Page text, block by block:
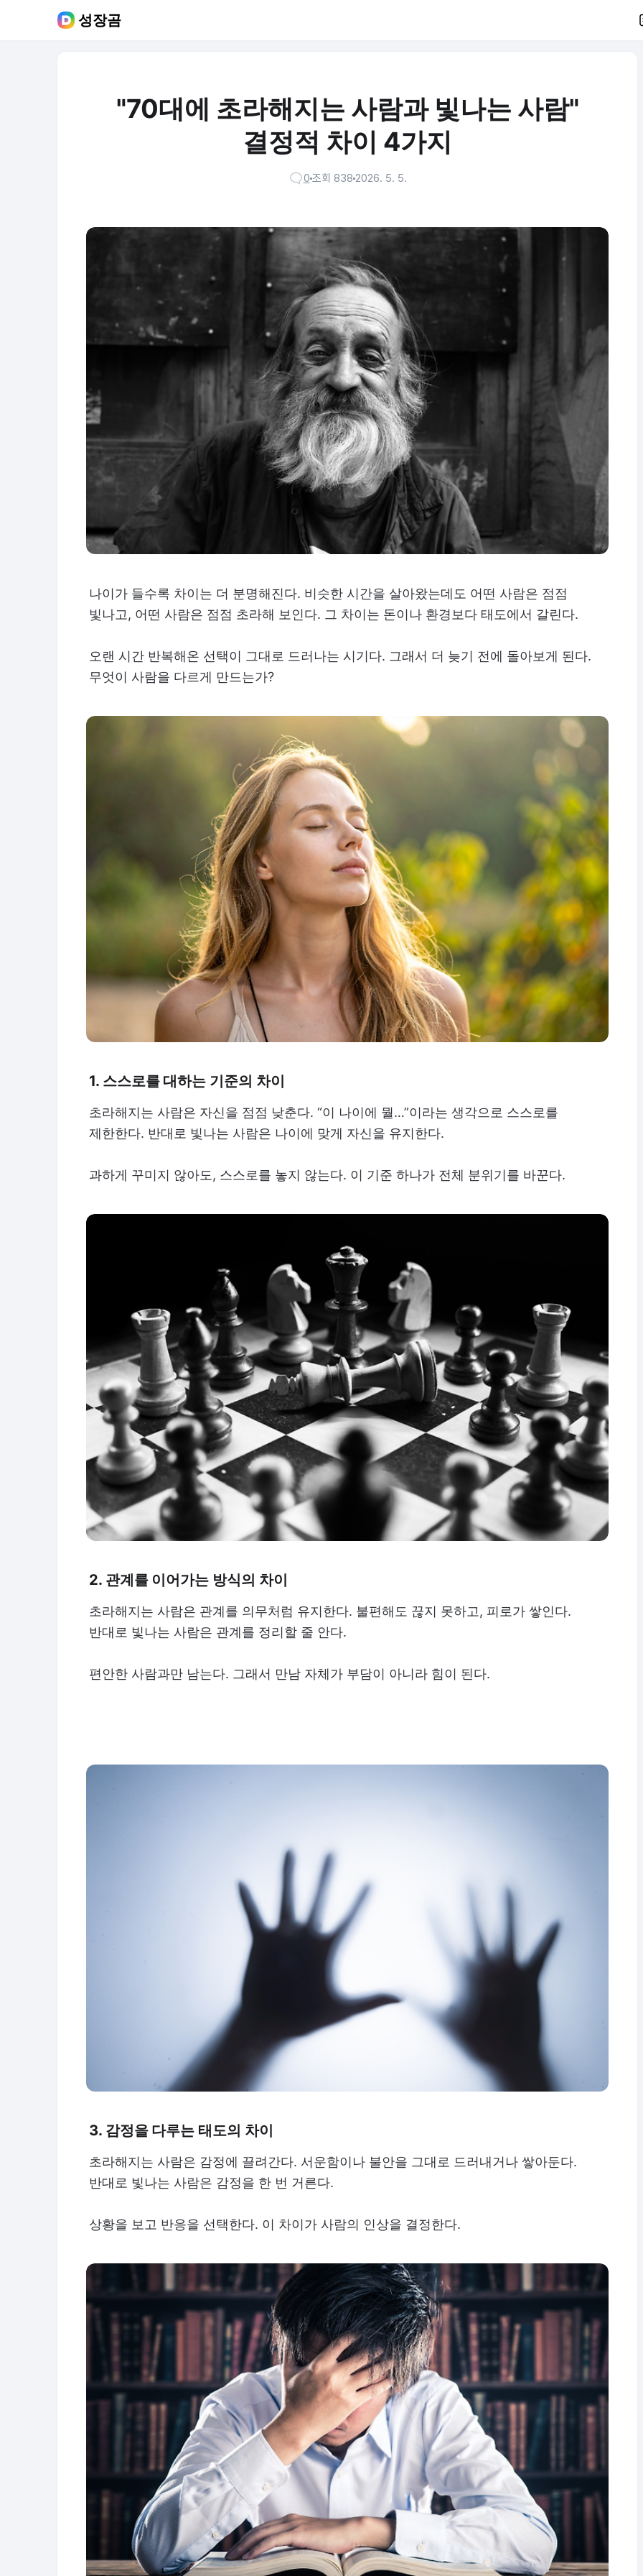
성장곰
"70대에 초라해지는 사람과 빛나는 사람"
결정적 차이 4가지
0조회 8382026. 5. 5.
나이가 들수록 차이는 더 분명해진다. 비슷한 시간을 살아왔는데도 어떤 사람은 점점
빛나고, 어떤 사람은 점점 초라해 보인다. 그 차이는 돈이나 환경보다 태도에서 갈린다.
오랜 시간 반복해온 선택이 그대로 드러나는 시기다. 그래서 더 늦기 전에 돌아보게 된다.
무엇이 사람을 다르게 만드는가?
1. 스스로를 대하는 기준의 차이
초라해지는 사람은 자신을 점점 낮춘다. “이 나이에 뭘…”이라는 생각으로 스스로를
제한한다. 반대로 빛나는 사람은 나이에 맞게 자신을 유지한다.
과하게 꾸미지 않아도, 스스로를 놓지 않는다. 이 기준 하나가 전체 분위기를 바꾼다.
2. 관계를 이어가는 방식의 차이
초라해지는 사람은 관계를 의무처럼 유지한다. 불편해도 끊지 못하고, 피로가 쌓인다.
반대로 빛나는 사람은 관계를 정리할 줄 안다.
편안한 사람과만 남는다. 그래서 만남 자체가 부담이 아니라 힘이 된다.
3. 감정을 다루는 태도의 차이
초라해지는 사람은 감정에 끌려간다. 서운함이나 불안을 그대로 드러내거나 쌓아둔다.
반대로 빛나는 사람은 감정을 한 번 거른다.
상황을 보고 반응을 선택한다. 이 차이가 사람의 인상을 결정한다.